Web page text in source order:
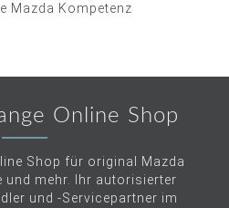
Mazda Kompetenz
Online Shop
Shop für original Mazda
und mehr. Ihr autorisierter
und -Servicepartner im